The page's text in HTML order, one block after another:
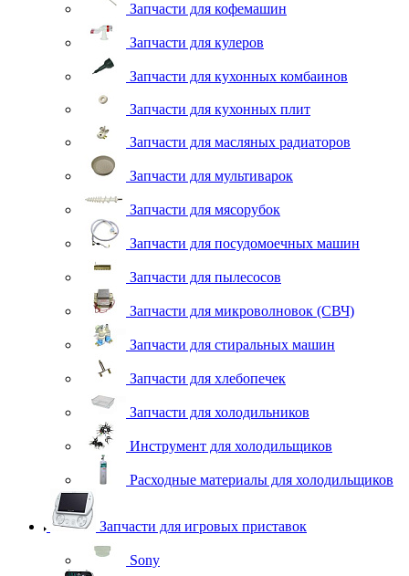
Запчасти для кофемашин
Запчасти для кулеров
Запчасти для кухонных комбаинов
Запчасти для кухонных плит
Запчасти для масляных радиаторов
Запчасти для мультиварок
Запчасти для мясорубок
Запчасти для посудомоечных машин
Запчасти для пылесосов
Запчасти для микроволновок (СВЧ)
Запчасти для стиральных машин
Запчасти для хлебопечек
Запчасти для холодильников
Инструмент для холодильщиков
Расходные материалы для холодильщиков
Запчасти для игровых приставок
Sony